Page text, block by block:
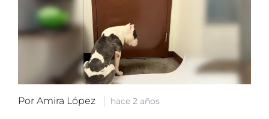
Por Amira López hace 2 años